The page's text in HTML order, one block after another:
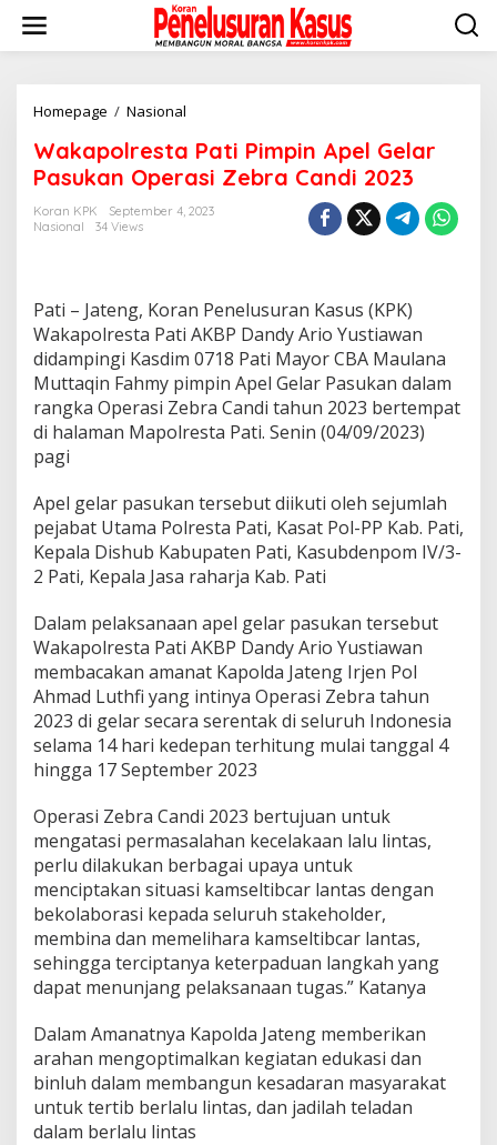
konten
Homepage / Nasional
Pimpin
Apel
Gelar
Pasukan
Wakapolresta Pati Pimpin Apel Gelar
Pasukan Operasi Zebra Candi 2023
Koran KPK
September 4, 2023
Nasional
34 Views
Pati – Jateng, Koran Penelusuran Kasus (KPK)
Wakapolresta Pati AKBP Dandy Ario Yustiawan
didampingi Kasdim 0718 Pati Mayor CBA Maulana
Muttaqin Fahmy pimpin Apel Gelar Pasukan dalam
rangka Operasi Zebra Candi tahun 2023 bertempat
di halaman Mapolresta Pati. Senin (04/09/2023)
pagi
Apel gelar pasukan tersebut diikuti oleh sejumlah
pejabat Utama Polresta Pati, Kasat Pol-PP Kab. Pati,
Kepala Dishub Kabupaten Pati, Kasubdenpom IV/3-
2 Pati, Kepala Jasa raharja Kab. Pati
Dalam pelaksanaan apel gelar pasukan tersebut
Wakapolresta Pati AKBP Dandy Ario Yustiawan
membacakan amanat Kapolda Jateng Irjen Pol
Ahmad Luthfi yang intinya Operasi Zebra tahun
2023 di gelar secara serentak di seluruh Indonesia
selama 14 hari kedepan terhitung mulai tanggal 4
hingga 17 September 2023
Operasi Zebra Candi 2023 bertujuan untuk
mengatasi permasalahan kecelakaan lalu lintas,
perlu dilakukan berbagai upaya untuk
menciptakan situasi kamseltibcar lantas dengan
bekolaborasi kepada seluruh stakeholder,
membina dan memelihara kamseltibcar lantas,
sehingga terciptanya keterpaduan langkah yang
dapat menunjang pelaksanaan tugas.” Katanya
Dalam Amanatnya Kapolda Jateng memberikan
arahan mengoptimalkan kegiatan edukasi dan
binluh dalam membangun kesadaran masyarakat
untuk tertib berlalu lintas, dan jadilah teladan
dalam berlalu lintas